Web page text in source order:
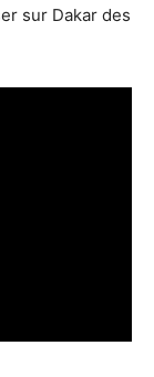
sur Dakar des